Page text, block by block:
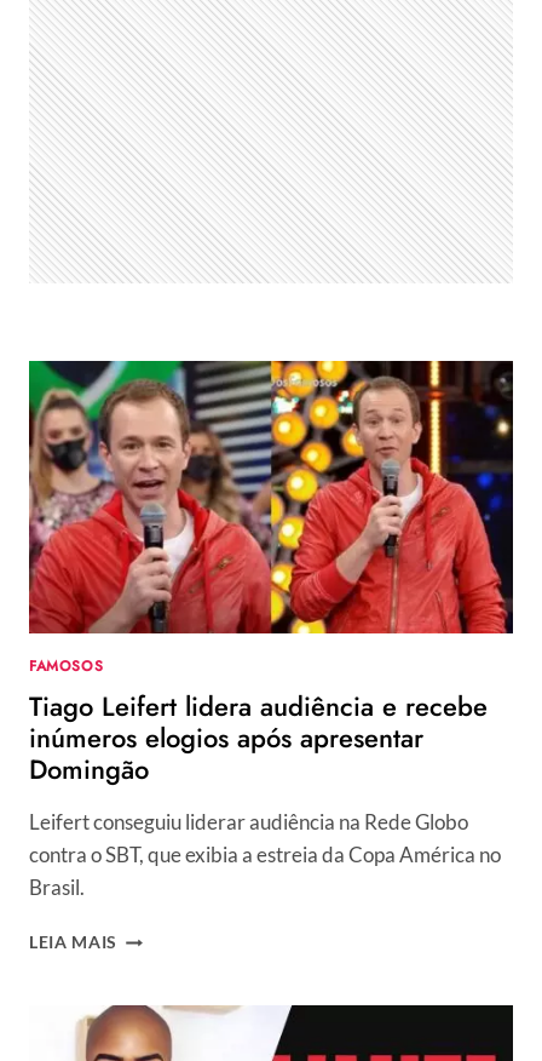
FICARÁ
NO
LUGAR
DO
FAUSTÃO
E
REVELA
SEU
VOTO
NAS
ELEIÇÕES
DE
NOVO”
FAMOSOS
Tiago Leifert lidera audiência e recebe
inúmeros elogios após apresentar
Domingão
Leifert conseguiu liderar audiência na Rede Globo
contra o SBT, que exibia a estreia da Copa América no
Brasil.
LEIA MAIS TIAGO
AUDIÊNCIA
E